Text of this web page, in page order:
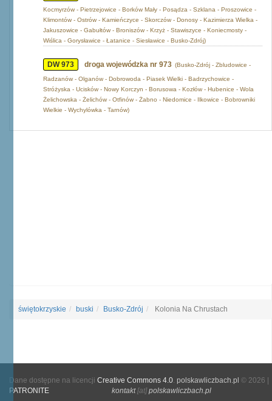
Kocmyrzów - Pietrzejowice - Borków Mały - Posądza - Szklana - Proszowice -
Klimontów - Ostrów - Kamieńczyce - Skorczów - Donosy - Kazimierza Wielka -
Jakuszowice - Gabułtów - Broniszów - Krzyż - Stawiszyce - Koniecmosty -
Wiślica - Gorysławice - Łatanice - Siesławice - Busko-Zdrój)
DW 973 droga wojewódzka nr 973 (Busko-Zdrój - Zbludowice -
Radzanów - Olganów - Dobrowoda - Piasek Wielki - Badrzychowice -
Stróżyska - Ucisków - Nowy Korczyn - Borusowa - Kozłów - Hubenice - Wola
Żelichowska - Żelichów - Otfinów - Żabno - Niedomice - Ilkowice - Bobrowniki
Wielkie - Wychylówka - Tarnów)
świętokrzyskie buski Busko-Zdrój Kolonia Na Chrustach
Dane dostępne na licencji Creative Commons 4.0. polskawliczbach.pl © 2026 |
PATRONITE
kontakt[at]polskawliczbach.pl